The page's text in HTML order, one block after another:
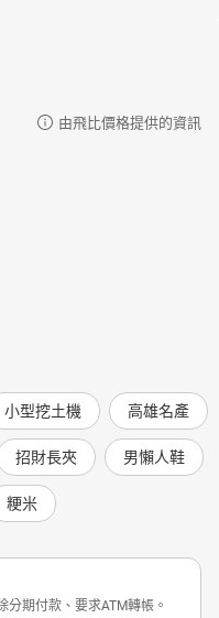
由飛比價格提供的資訊
小型挖土機 高雄名產
招財長夾 男懶人鞋
粳米
期付款、要求ATM轉帳。